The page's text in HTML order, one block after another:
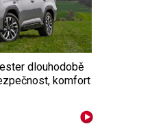
dlouhodobě
komfort